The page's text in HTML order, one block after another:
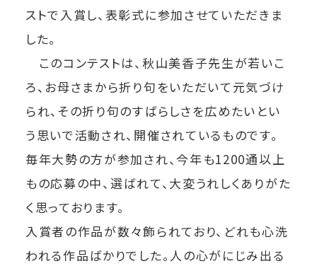
ストで入賞し、表彰式に参加させていただきま
した。
このコンテストは、秋山美香子先生が若いこ
ろ、お母さまから折り句をいただいて元気づけ
られ、その折り句のすばらしさを広めたいとい
う思いで活動され、開催されているものです。
毎年大勢の方が参加され、今年も1200通以上
もの応募の中、選ばれて、大変うれしくありがた
く思っております。
入賞者の作品が数々飾られており、どれも心洗
われる作品ばかりでした。人の心がにじみ出る